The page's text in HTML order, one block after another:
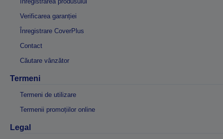
Verificarea garanției
Înregistrare CoverPlus
Contact
Căutare vânzător
Termeni
Termeni de utilizare
Termenii promoțiilor online
Legal